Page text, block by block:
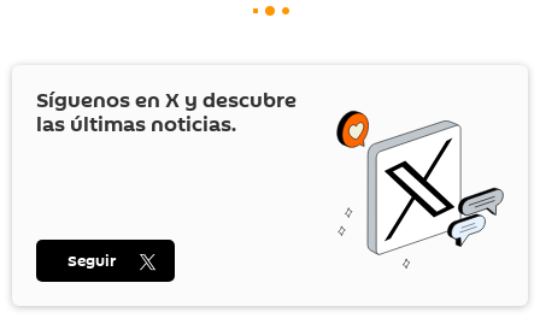
Síguenos en X y descubre
las últimas noticias.
Seguir